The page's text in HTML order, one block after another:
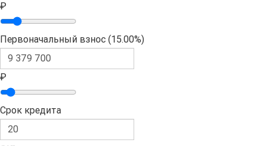
₽
Первоначальный взнос (15.00%)
₽
Срок кредита